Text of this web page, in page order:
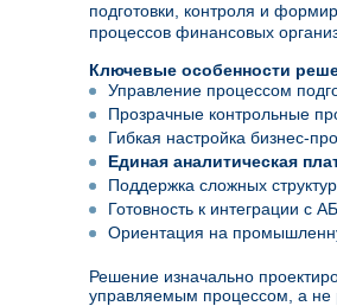
подготовки, контроля и
процессов финансовых
Ключевые особенности
Управление процессом
Прозрачные контрольные
Гибкая настройка бизнес-
Единая аналитическая
Поддержка сложных
Готовность к интеграции с
Ориентация на
Решение изначально
управляемым процессом, а не